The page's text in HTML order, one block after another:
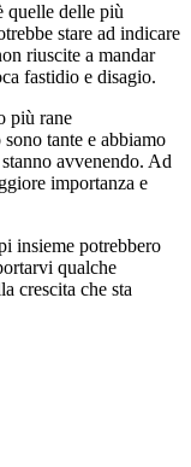
quelle delle più
stare ad indicare
riuscite a mandar
fastidio e disagio.
più rane
tante e abbiamo
avvenendo. Ad
importanza e
insieme potrebbero
qualche
crescita che sta